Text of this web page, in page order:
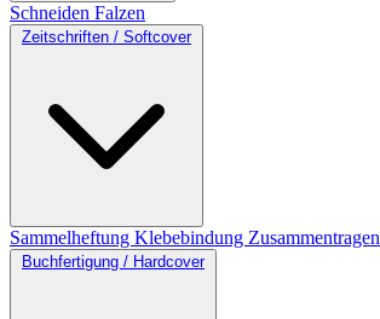
Schneiden Falzen
Zeitschriften / Softcover
Sammelheftung Klebebindung Zusammentragen
Buchfertigung / Hardcover